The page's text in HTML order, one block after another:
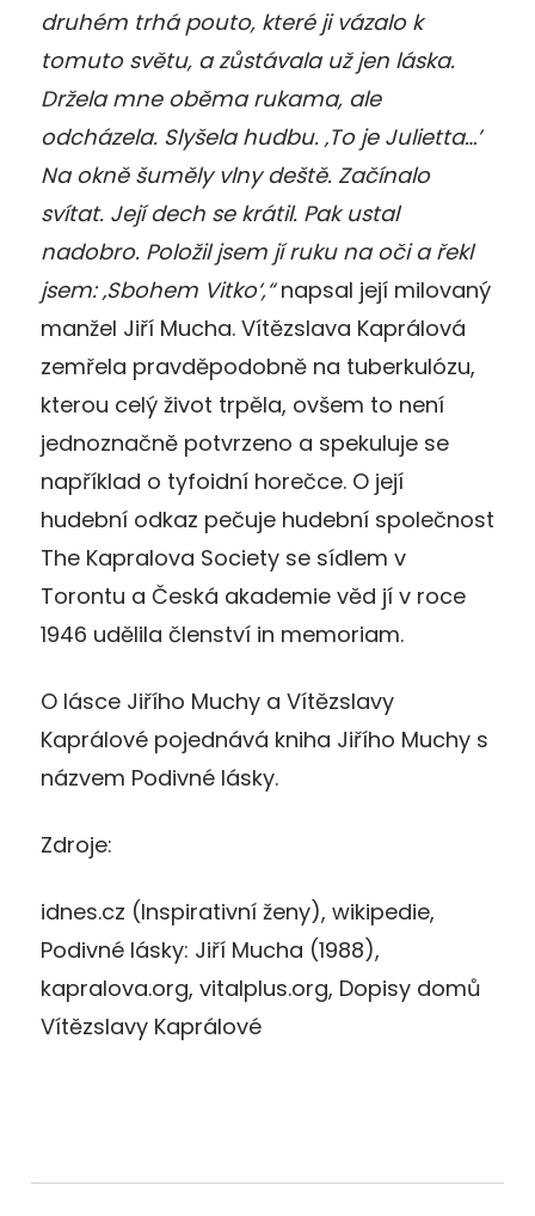
druhém trhá pouto, které ji vázalo k
tomuto světu, a zůstávala už jen láska.
Držela mne oběma rukama, ale
odcházela. Slyšela hudbu. ‚To je Julietta…’
Na okně šuměly vlny deště. Začínalo
svítat. Její dech se krátil. Pak ustal
nadobro. Položil jsem jí ruku na oči a řekl
jsem: ‚Sbohem Vitko‘,“napsal její milovaný
manžel Jiří Mucha. Vítězslava Kaprálová
zemřela pravděpodobně na tuberkulózu,
kterou celý život trpěla, ovšem to není
jednoznačně potvrzeno a spekuluje se
například o tyfoidní horečce. O její
hudební odkaz pečuje hudební společnost
The Kapralova Society se sídlem v
Torontu a Česká akademie věd jí v roce
1946 udělila členství in memoriam.
O lásce Jiřího Muchy a Vítězslavy
Kaprálové pojednává kniha Jiřího Muchy s
názvem Podivné lásky.
Zdroje:
idnes.cz (Inspirativní ženy), wikipedie,
Podivné lásky: Jiří Mucha (1988),
kapralova.org, vitalplus.org, Dopisy domů
Vítězslavy Kaprálové